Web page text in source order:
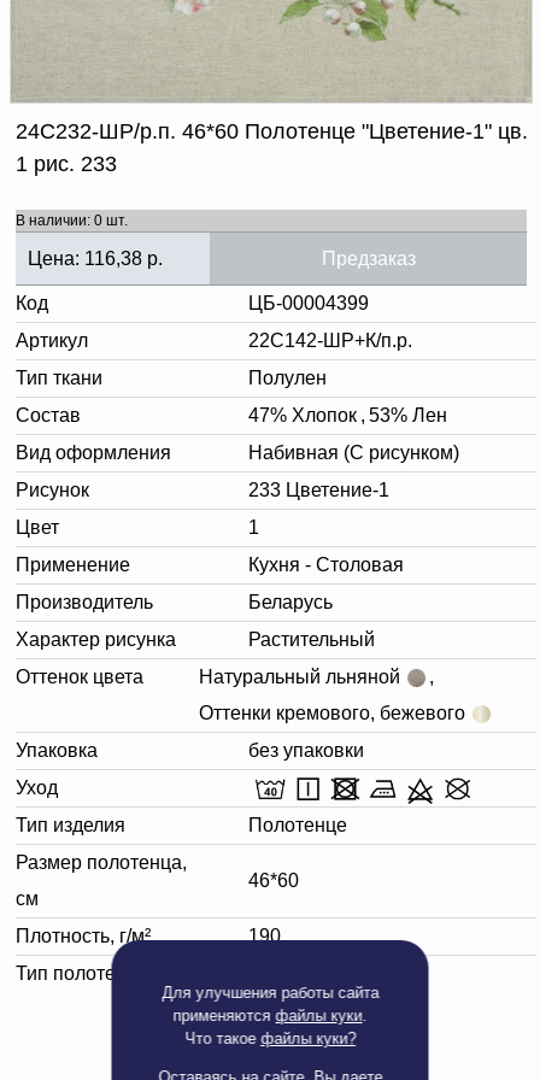
Для улучшения работы сайта
применяютсяфайлы куки.
Что такое файлы куки?
Доверенность на
получение груза
Документы по работе с
персональными данными
Письмо руководителю
Вопросы и ответы
Новости | Статьи
24С232-ШР/р.п. 46*60 Полотенце "Цветение-1" цв.
1 рис. 233
В наличии: 0 шт.
Цена: 116,38 р. Предзаказ
Код
ЦБ-00004399
Артикул
22С142-ШР+К/п.р.
Тип ткани
Полулен
Состав
47% Хлопок , 53% Лен
Вид оформления
Набивная (С рисунком)
Рисунок
233 Цветение-1
Цвет
1
Применение
Кухня - Столовая
Производитель
Беларусь
Характер рисунка
Растительный
Оттенок цвета
Натуральный льняной
,
Оттенки кремового, бежевого
Упаковка
без упаковки
Уход
Тип изделия
Полотенце
Размер полотенца,
см
46*60
Плотность, г/м²
190
Тип полотенца
Добавить
корзину